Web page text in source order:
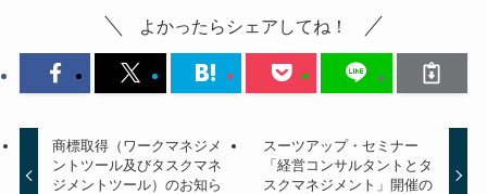
よかったらシェアしてね！
商標取得（ワークマネジメ
ントツール及びタスクマネ
ジメントツール）のお知ら
スーツアップ・セミナー
「経営コンサルタントとタ
スクマネジメント」開催の